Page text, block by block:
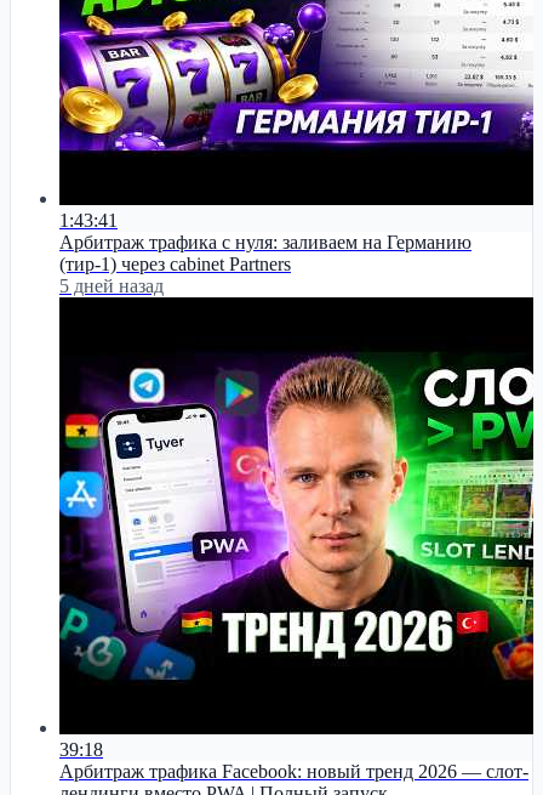
1:43:41
Арбитраж трафика с нуля: заливаем на Германию
(тир-1) через cabinet Partners
5 дней назад
39:18
Арбитраж трафика Facebook: новый тренд 2026 — слот-